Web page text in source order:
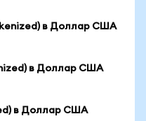
в Доллар США
в Доллар США
в Доллар США